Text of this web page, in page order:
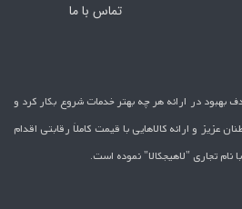
تماس با ما
کانسپت از سال 1395 با هدف بهبود در ارائه هر چه بهتر خدمات شروع بکار کرد و
عزیز و ارائه کالاهایی با قیمت کاملاَ رقابتی اقدام
تجاری "لاهیج­کالا" نموده است.